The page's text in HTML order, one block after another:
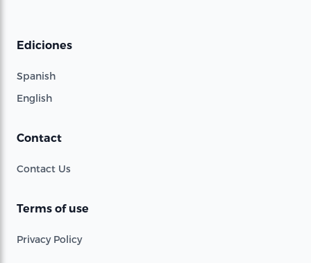
Ediciones
Spanish
English
Contact
Contact Us
Terms of use
Privacy Policy